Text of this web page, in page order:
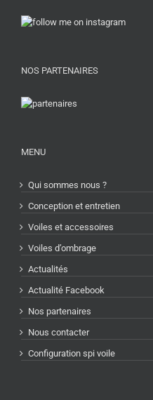
NOS PARTENAIRES
MENU
Qui sommes nous ?
Conception et entretien
Voiles et accessoires
Voiles d’ombrage
Actualités
Actualité Facebook
Nos partenaires
Nous contacter
Configuration spi voile